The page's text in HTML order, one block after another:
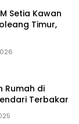
Setia Kawan
Timur,
Rumah di
Terbakar